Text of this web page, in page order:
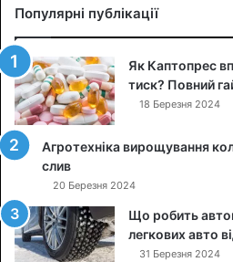
і
о
г
л
я
д
з
а
б
л
и
Популярні публікації
Як Каптопрес
тиск? Повний
18 Березня 2024
Агротехніка вирощування
слив
20 Березня 2024
Що робить
легкових авто
31 Березня 2024